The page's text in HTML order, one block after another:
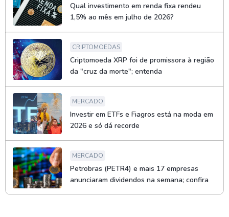
Qual investimento em renda fixa rendeu
1,5% ao mês em julho de 2026?
CRIPTOMOEDAS
Criptomoeda XRP foi de promissora à região
da "cruz da morte"; entenda
MERCADO
Investir em ETFs e Fiagros está na moda em
2026 e só dá recorde
MERCADO
Petrobras (PETR4) e mais 17 empresas
anunciaram dividendos na semana; confira